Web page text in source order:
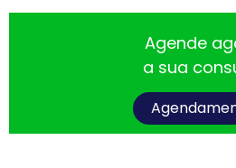
Agende
a sua